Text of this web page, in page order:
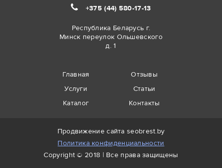
+375 (44) 580-17-13
Республика Беларусь г.
Минск переулок Ольшевского
д. 1
Главная
Услуги
Каталог
Отзывы
Статьи
Контакты
Продвижение сайта seobrest.by
Политика конфиденциальности
Copyright © 2018 | Все права защищены